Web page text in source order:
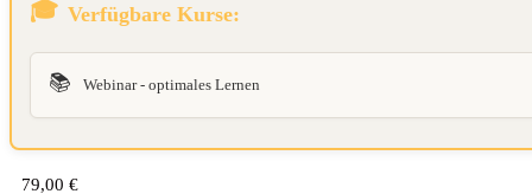
Verfügbare Kurse:
📚 Webinar - optimales Lernen
79,00 €